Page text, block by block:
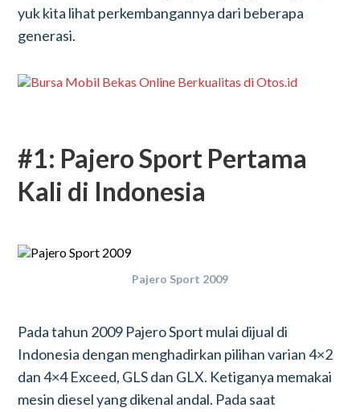
yuk kita lihat perkembangannya dari beberapa
generasi.
#1: Pajero Sport Pertama
Kali di Indonesia
Pajero Sport 2009
Pada tahun 2009 Pajero Sport mulai dijual di
Indonesia dengan menghadirkan pilihan varian 4×2
dan 4×4 Exceed, GLS dan GLX. Ketiganya memakai
mesin diesel yang dikenal andal. Pada saat